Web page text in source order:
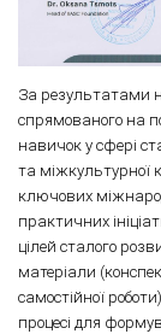
За результатами
спрямованого на
навичок у сфері
та міжкультурної
ключових
практичних
цілей сталого
матеріали
самостійної
процесі для